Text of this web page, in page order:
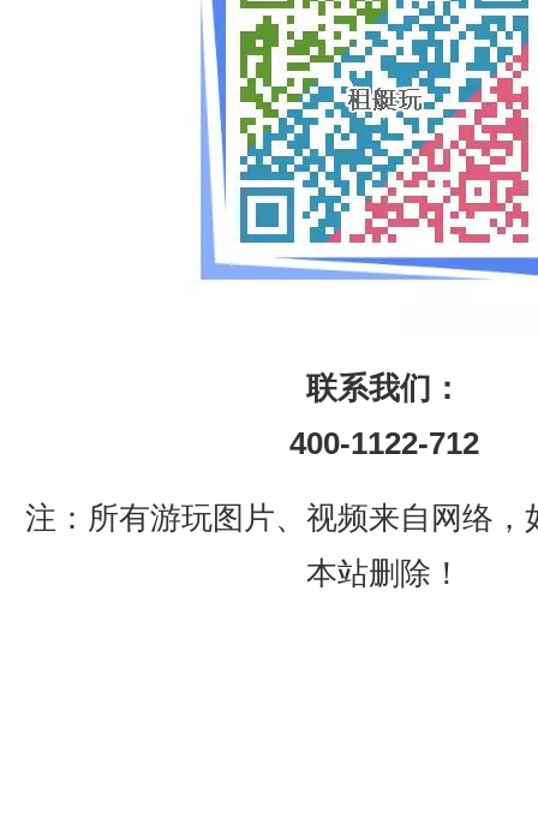
联系我们：
400-1122-712
注：所有游玩图片、视频来自网络，
本站删除！